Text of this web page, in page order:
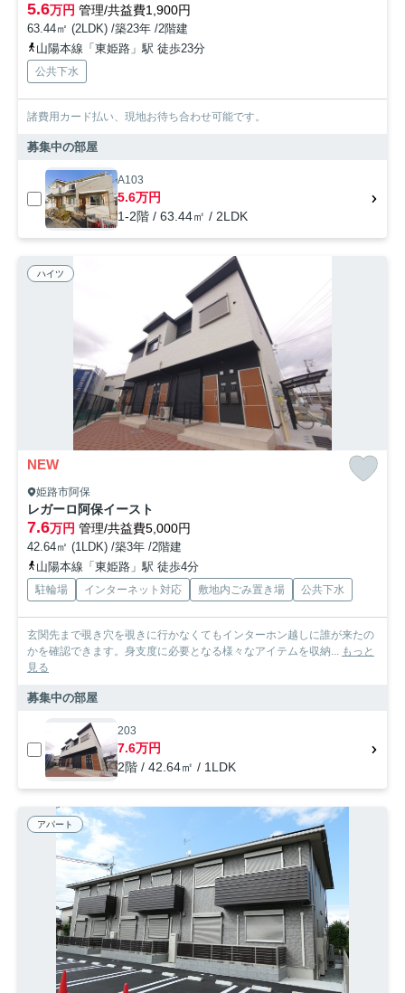
5.6万円 管理/共益費1,900円
63.44㎡ (2LDK) /築23年 /2階建
山陽本線「東姫路」駅 徒歩23分
公共下水
諸費用カード払い、現地お待ち合わせ可能です。
募集中の部屋
A103
5.6万円
1-2階 / 63.44㎡ / 2LDK
ハイツ
NEW
姫路市阿保
レガーロ阿保イースト
7.6万円 管理/共益費5,000円
42.64㎡ (1LDK) /築3年 /2階建
山陽本線「東姫路」駅 徒歩4分
駐輪場 インターネット対応 敷地内ごみ置き場 公共下水
玄関先まで覗き穴を覗きに行かなくてもインターホン越しに誰が来たの
かを確認できます。身支度に必要となる様々なアイテムを収納... もっと
見る
募集中の部屋
203
7.6万円
2階 / 42.64㎡ / 1LDK
アパート